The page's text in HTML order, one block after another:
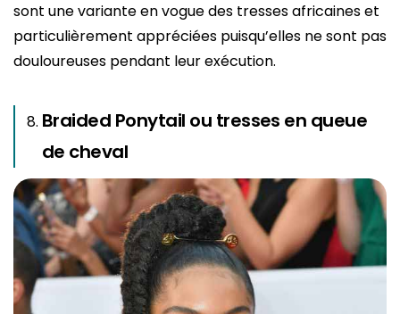
sont une variante en vogue des tresses africaines et
particulièrement appréciées puisqu’elles ne sont pas
douloureuses pendant leur exécution.
Braided Ponytail ou tresses en queue
de cheval